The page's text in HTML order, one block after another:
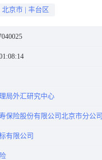
北京市 丰台区
局外汇研究中心
保险股份有限公司北京市分公
有限公司